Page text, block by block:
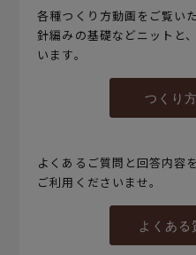
各種つくり方動画をご覧い
針編みの基礎などニットと
います。
つくり
よくあるご質問と回答内容
ご利用くださいませ。
よくある